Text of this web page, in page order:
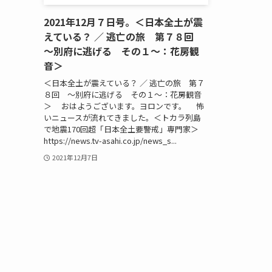
2021年12月７日号。＜日本全土が震
えている？ ／ 逃亡の旅 第７８回
～別府に逃げる その１～：花房観
音＞
＜日本全土が震えている？ ／ 逃亡の旅 第７
８回 ～別府に逃げる その１～：花房観音
＞ おはようございます。ヨロンです。 怖
いニュースが流れてきました。＜トカラ列島
で地震170回超「日本全土要警戒」専門家＞
https://news.tv-asahi.co.jp/news_s...
2021年12月7日